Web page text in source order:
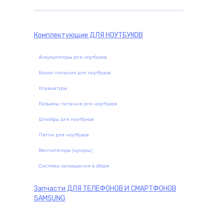
Комплектующие ДЛЯ НОУТБУКОВ
Аккумуляторы для ноутбуков
Блоки питания для ноутбуков
Клавиатуры
Разъемы питания для ноутбуков
Шлейфы для ноутбуков
Петли для ноутбуков
Вентиляторы (кулеры)
Системы охлаждения в сборе
Запчасти ДЛЯ ТЕЛЕФОНОВ И СМАРТФОНОВ
SAMSUNG